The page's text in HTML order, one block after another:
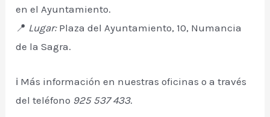
en el Ayuntamiento.
📍 Lugar:Plaza del Ayuntamiento, 10, Numancia
de la Sagra.
ℹ️ Más información en nuestras oficinas o a través
del teléfono 925 537 433.